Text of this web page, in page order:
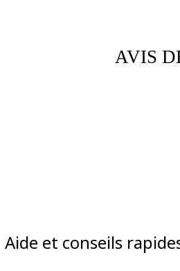
AVIS
Aide et conseils